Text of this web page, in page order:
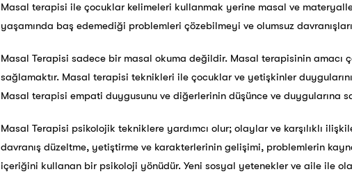
Masal terapisi ile çocuklar kelimeleri kullanmak yerine masal ve
yaşamında baş edemediği problemleri çözebilmeyi ve olumsuz
Masal Terapisi sadece bir masal okuma değildir. Masal terapisinin amacı
sağlamaktır. Masal terapisi teknikleri ile çocuklar ve yetişkinler
Masal terapisi empati duygusunu ve diğerlerinin düşünce ve duygularına
Masal Terapisi psikolojik tekniklere yardımcı olur; olaylar ve karşılıklı
davranış düzeltme, yetiştirme ve karakterlerinin gelişimi, problemlerin
içeriğini kullanan bir psikoloji yönüdür. Yeni sosyal yetenekler ve aile ile